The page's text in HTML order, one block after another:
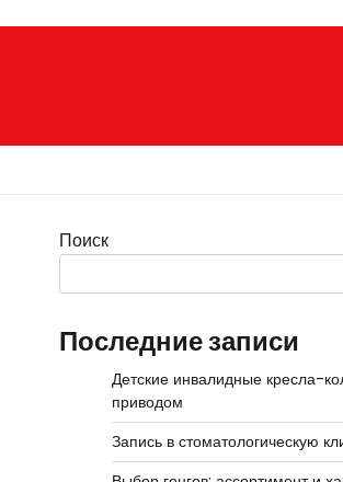
Поиск
Последние записи
Детские инвалидные кресла-
приводом
Запись в стоматологическую